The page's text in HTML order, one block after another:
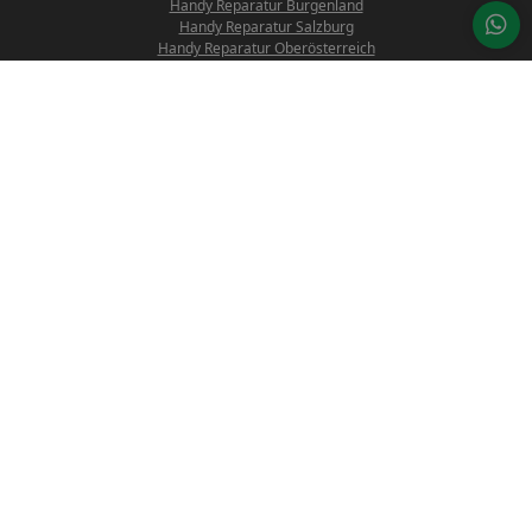
Handy Reparatur Burgenland
Handy Reparatur Salzburg
Handy Reparatur Oberösterreich